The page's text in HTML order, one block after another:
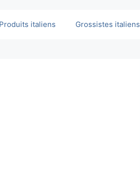
Produits italiens Grossistes italiens